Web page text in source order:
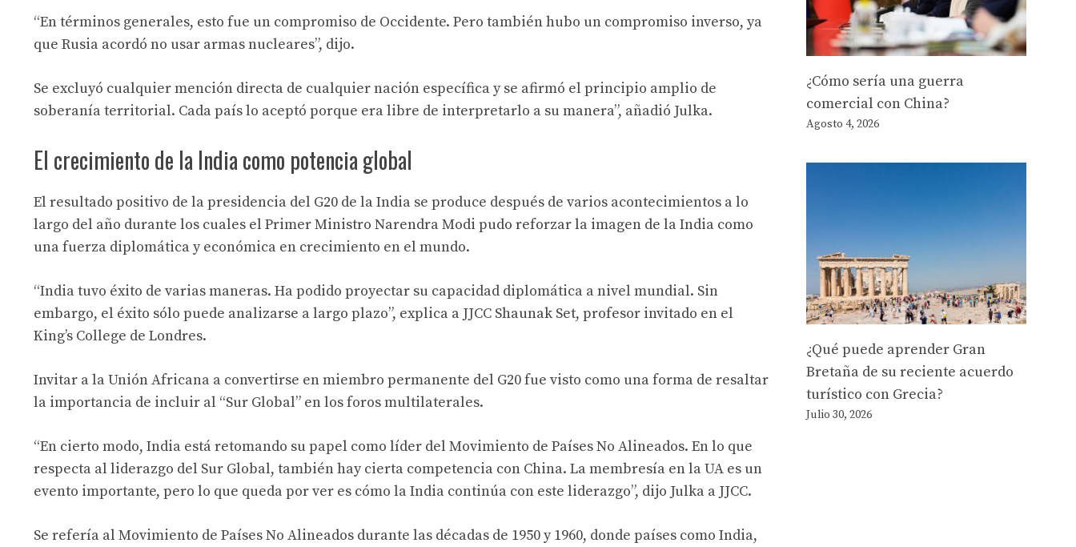
“En términos generales, esto fue un compromiso de Occidente. Pero también hubo un compromiso inverso, ya
que Rusia acordó no usar armas nucleares”, dijo.
Se excluyó cualquier mención directa de cualquier nación específica y se afirmó el principio amplio de
soberanía territorial. Cada país lo aceptó porque era libre de interpretarlo a su manera”, añadió Julka.
El crecimiento de la India como potencia global
El resultado positivo de la presidencia del G20 de la India se produce después de varios acontecimientos a lo
largo del año durante los cuales el Primer Ministro Narendra Modi pudo reforzar la imagen de la India como
una fuerza diplomática y económica en crecimiento en el mundo.
“India tuvo éxito de varias maneras. Ha podido proyectar su capacidad diplomática a nivel mundial. Sin
embargo, el éxito sólo puede analizarse a largo plazo”, explica a JJCC Shaunak Set, profesor invitado en el
King’s College de Londres.
Invitar a la Unión Africana a convertirse en miembro permanente del G20 fue visto como una forma de resaltar
la importancia de incluir al “Sur Global” en los foros multilaterales.
“En cierto modo, India está retomando su papel como líder del Movimiento de Países No Alineados. En lo que
respecta al liderazgo del Sur Global, también hay cierta competencia con China. La membresía en la UA es un
evento importante, pero lo que queda por ver es cómo la India continúa con este liderazgo”, dijo Julka a JJCC.
Se refería al Movimiento de Países No Alineados durante las décadas de 1950 y 1960, donde países como India,
¿Cómo sería una guerra
comercial con China?
Agosto 4, 2026
¿Qué puede aprender Gran
Bretaña de su reciente acuerdo
turístico con Grecia?
Julio 30, 2026